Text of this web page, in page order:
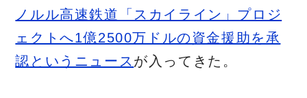
ノルル高速鉄道「スカイライン」プロジ
ェクトへ1億2500万ドルの資金援助を承
認というニュース が入ってきた。